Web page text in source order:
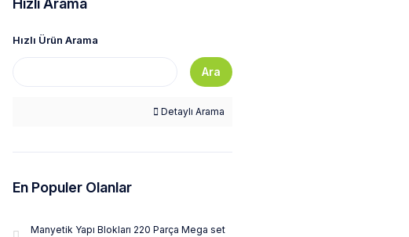
Hızlı Arama
Hızlı Ürün Arama
Ara
Detaylı Arama
En Populer Olanlar
Manyetik Yapı Blokları 220 Parça Mega set